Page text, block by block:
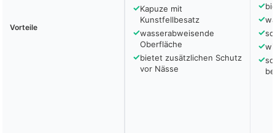
Vorteile
✓Kapuze mit
Kunstfellbesatz
✓wasserabweisende
Oberfläche
✓bietet zusätzlichen Schutz
vor Nässe
✓
✓
✓
✓
✓